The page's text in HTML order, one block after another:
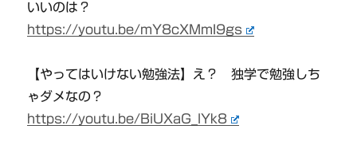
いいのは？
https://youtu.be/mY8cXMmI9gs
【やってはいけない勉強法】え？ 独学で勉強しち
ゃダメなの？
https://youtu.be/BiUXaG_lYk8